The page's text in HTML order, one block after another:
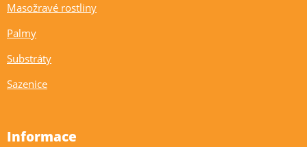
Masožravé rostliny
Palmy
Substráty
Sazenice
Informace